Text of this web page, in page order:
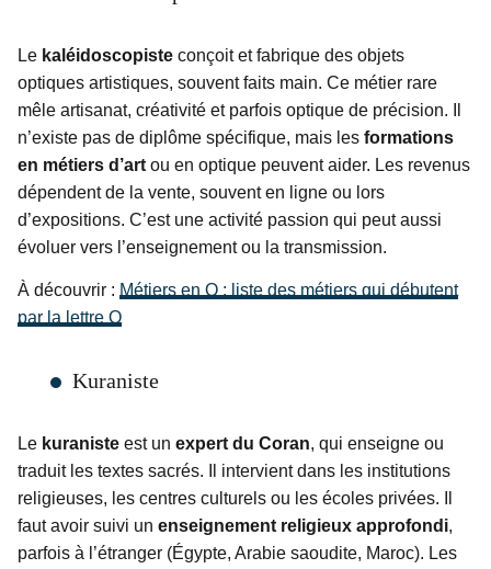
Le kaléidoscopiste conçoit et fabrique des objets
optiques artistiques, souvent faits main. Ce métier rare
mêle artisanat, créativité et parfois optique de précision. Il
n’existe pas de diplôme spécifique, mais les formations
en métiers d’art ou en optique peuvent aider. Les revenus
dépendent de la vente, souvent en ligne ou lors
d’expositions. C’est une activité passion qui peut aussi
évoluer vers l’enseignement ou la transmission.
À découvrir : Métiers en Q : liste des métiers qui débutent
par la lettre Q
Kuraniste
Le kuraniste est un expert du Coran, qui enseigne ou
traduit les textes sacrés. Il intervient dans les institutions
religieuses, les centres culturels ou les écoles privées. Il
faut avoir suivi un enseignement religieux approfondi,
parfois à l’étranger (Égypte, Arabie saoudite, Maroc). Les